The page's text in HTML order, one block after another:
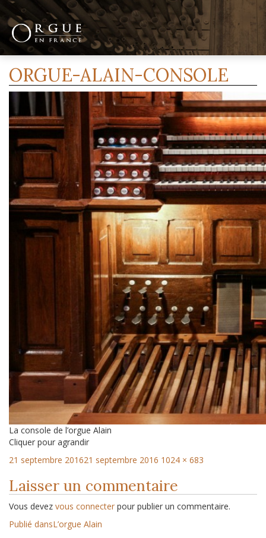
Image suivante
ORGUE-ALAIN-CONSOLE
La console de l’orgue Alain
Cliquer pour agrandir
21 septembre 201621 septembre 2016 1024 × 683
Laisser un commentaire
Vous devez vous connecter pour publier un commentaire.
Publié dansL’orgue Alain